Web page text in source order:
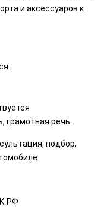
и аксессуаров к
грамотная речь.
подбор,
РФ